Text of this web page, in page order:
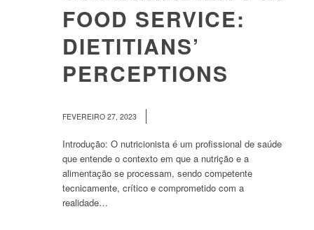
FOOD SERVICE:
DIETITIANS’
PERCEPTIONS
FEVEREIRO 27, 2023
Introdução: O nutricionista é um profissional de saúde
que entende o contexto em que a nutrição e a
alimentação se processam, sendo competente
tecnicamente, crítico e comprometido com a
realidade…